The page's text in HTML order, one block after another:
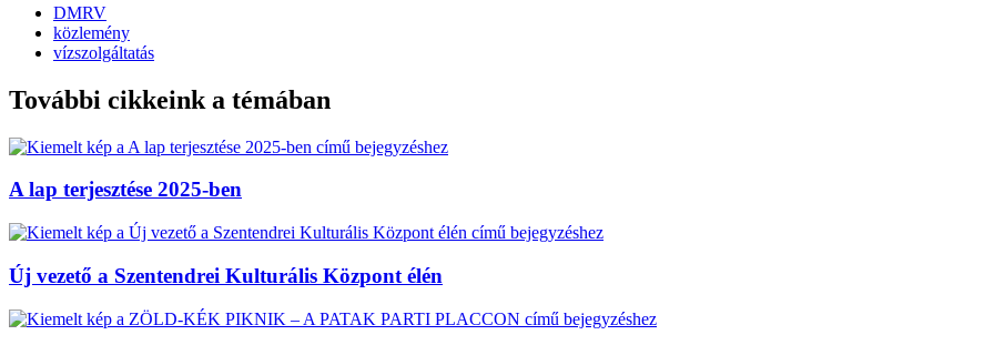
DMRV
közlemény
vízszolgáltatás
További cikkeink a témában
A lap terjesztése 2025-ben
Új vezető a Szentendrei Kulturális Központ élén